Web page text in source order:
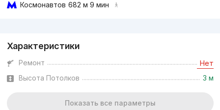
Космонавтов 682 м 9 мин
Характеристики
Ремонт Нет
Высота Потолков 3 м
Показать все параметры